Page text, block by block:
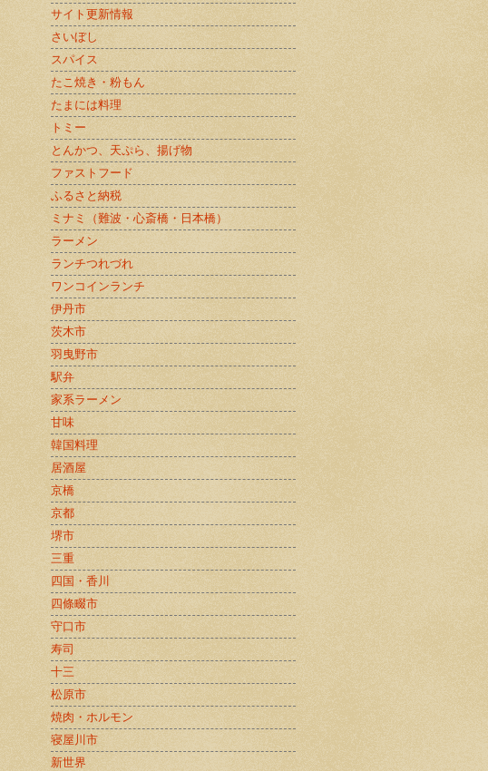
サイト更新情報
さいぼし
スパイス
たこ焼き・粉もん
たまには料理
トミー
とんかつ、天ぷら、揚げ物
ファストフード
ふるさと納税
ミナミ（難波・心斎橋・日本橋）
ラーメン
ランチつれづれ
ワンコインランチ
伊丹市
茨木市
羽曳野市
駅弁
家系ラーメン
甘味
韓国料理
居酒屋
京橋
京都
堺市
三重
四国・香川
四條畷市
守口市
寿司
十三
松原市
焼肉・ホルモン
寝屋川市
新世界